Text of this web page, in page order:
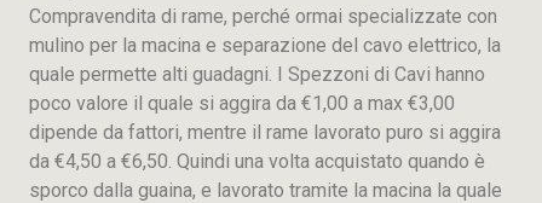
Compravendita di rame, perché ormai specializzate con
mulino per la macina e separazione del cavo elettrico, la
quale permette alti guadagni. I Spezzoni di Cavi hanno
poco valore il quale si aggira da €1,00 a max €3,00
dipende da fattori, mentre il rame lavorato puro si aggira
da €4,50 a €6,50. Quindi una volta acquistato quando è
sporco dalla guaina, e lavorato tramite la macina la quale